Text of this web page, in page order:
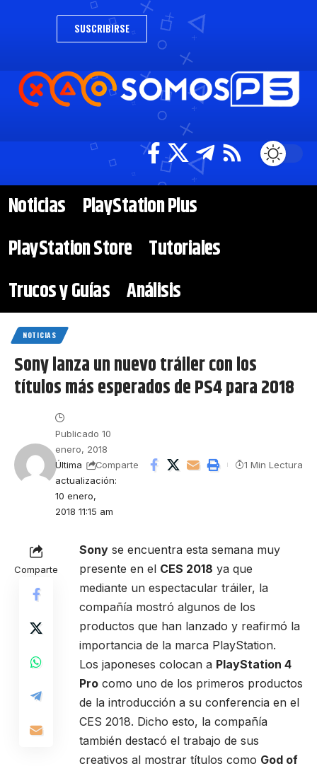
SUSCRIBIRSE
Noticias
PlayStation Plus
PlayStation Store Tutoriales
Trucos y Guías Análisis
NOTICIAS
Sony lanza un nuevo tráiler con los
títulos más esperados de PS4 para 2018
Última
actualización:
10 enero,
2018 11:15 am
Publicado 10
enero, 2018
Comparte 1 Min Lectura
Comparte
Sony se encuentra esta semana muy
presente en el CES 2018 ya que
mediante un espectacular tráiler, la
compañía mostró algunos de los
productos que han lanzado y reafirmó la
importancia de la marca PlayStation.
Los japoneses colocan a PlayStation 4
Pro como uno de los primeros productos
de la introducción a su conferencia en el
CES 2018. Dicho esto, la compañía
también destacó el trabajo de sus
creativos al mostrar títulos como God of